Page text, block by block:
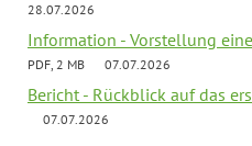
28.07.2026
Information - Vorstellung
PDF, 2 MB 07.07.2026
Bericht - Rückblick auf das
07.07.2026